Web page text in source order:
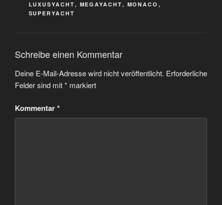
LUXUSYACHT, MEGAYACHT, MONACO ,
SUPERYACHT
Schreibe einen Kommentar
Deine E-Mail-Adresse wird nicht veröffentlicht. Erforderliche
Felder sind mit* markiert
Kommentar*